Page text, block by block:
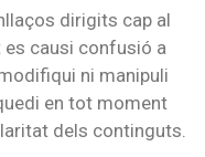
dirigits cap al
es causi confusió a
ni manipuli
en tot moment
dels continguts.